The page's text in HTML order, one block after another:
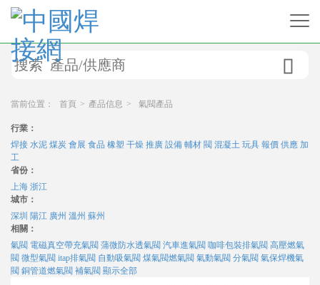

當前位置： 首頁 > 產品信息 > 氣閥產品
行業：
焊接 水泥 煤炭 會展 食品 橡塑 干燥 推廣 設備 輔材 閥 混凝土 玩具 報價 供應 加
工
省份：
上海 浙江
城市：
深圳 陽江 廣州 溫州 蘇州
相關：
氣閥 電磁真空帶充氣閥 蒲微防水透氣閥 汽車進氣閥 咖啡包裝排氣閥 高壓燃氣
閥 微型氣閥 itap排氣閥 自動吸氣閥 煤氣閥燃氣閥 氣動氣閥 分氣閥 氣保焊機氣
閥 銅管道燃氣閥 補氣閥 顯示全部